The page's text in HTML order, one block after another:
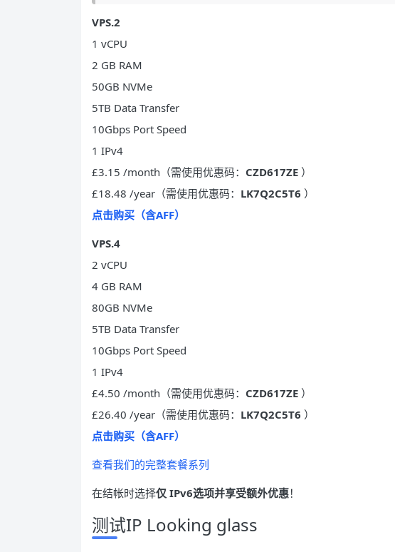
VPS.2
1 vCPU
2 GB RAM
50GB NVMe
5TB Data Transfer
10Gbps Port Speed
1 IPv4
£3.15 /month（需使用优惠码： CZD617ZE ）
£18.48 /year（需使用优惠码： LK7Q2C5T6 ）
点击购买（含AFF）
VPS.4
2 vCPU
4 GB RAM
80GB NVMe
5TB Data Transfer
10Gbps Port Speed
1 IPv4
£4.50 /month（需使用优惠码： CZD617ZE ）
£26.40 /year（需使用优惠码： LK7Q2C5T6 ）
点击购买（含AFF）
查看我们的完整套餐系列
在结帐时选择仅 IPv6选项并享受额外优惠！
测试IP Looking glass